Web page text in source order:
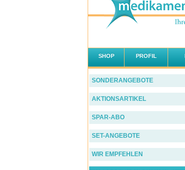
SHOP PROFIL
SONDERANGEBOTE
AKTIONSARTIKEL
SPAR-ABO
SET-ANGEBOTE
WIR EMPFEHLEN